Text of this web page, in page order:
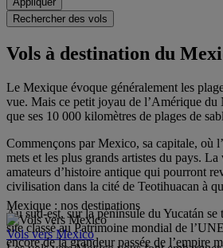
Rechercher des vols
Vols à destination du
Le Mexique évoque généralement les
vue. Mais ce petit joyau de l’Amérique
que ses 10 000 kilomètres de plages de
Commençons par Mexico, sa capitale, où
mets et les plus grands artistes du pays.
amateurs d’histoire antique qui pourront
civilisation dans la cité de Teotihuacan à
Au sud-est, sur la péninsule du Yucatán
site classé au Patrimoine mondial de
encore de la grandeur passée de l’empire
Mexique : nos destinations
Vols vers Mexico